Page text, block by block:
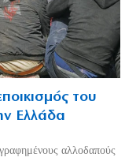
του
Ελλάδα
αλλοδαπούς